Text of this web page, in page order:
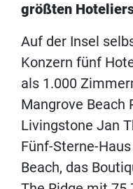
größten
Auf der Insel
Konzern fünf
als 1.000
Mangrove Beach
Livingstone Jan
Fünf-Sterne-
Beach, das